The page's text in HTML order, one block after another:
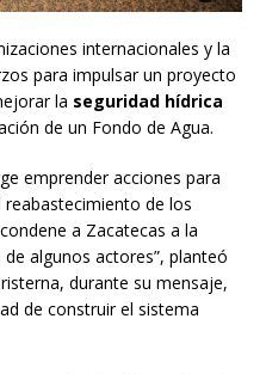
internacionales y la
para impulsar un proyecto
la seguridad hídrica
de un Fondo de Agua.
emprender acciones para
de los
a Zacatecas a la
algunos actores”, planteó
durante su mensaje,
de construir el sistema